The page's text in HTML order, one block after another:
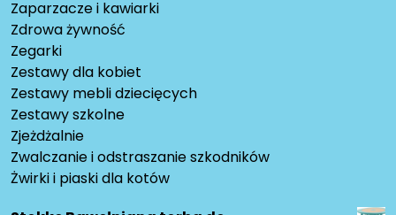
Zaparzacze i kawiarki
Zdrowa żywność
Zegarki
Zestawy dla kobiet
Zestawy mebli dziecięcych
Zestawy szkolne
Zjeżdżalnie
Zwalczanie i odstraszanie szkodników
Żwirki i piaski dla kotów